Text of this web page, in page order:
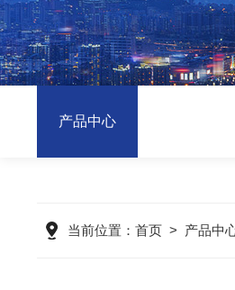
产品中心
当前位置： 首页> 产品中